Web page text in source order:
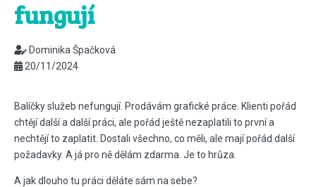
fungují
Dominika Špačková
20/11/2024
Balíčky služeb nefungují. Prodávám grafické práce. Klienti pořád
chtějí další a další práci, ale pořád ještě nezaplatili to první a
nechtějí to zaplatit. Dostali všechno, co měli, ale mají pořád další
požadavky. A já pro ně dělám zdarma. Je to hrůza.
A jak dlouho tu práci děláte sám na sebe?